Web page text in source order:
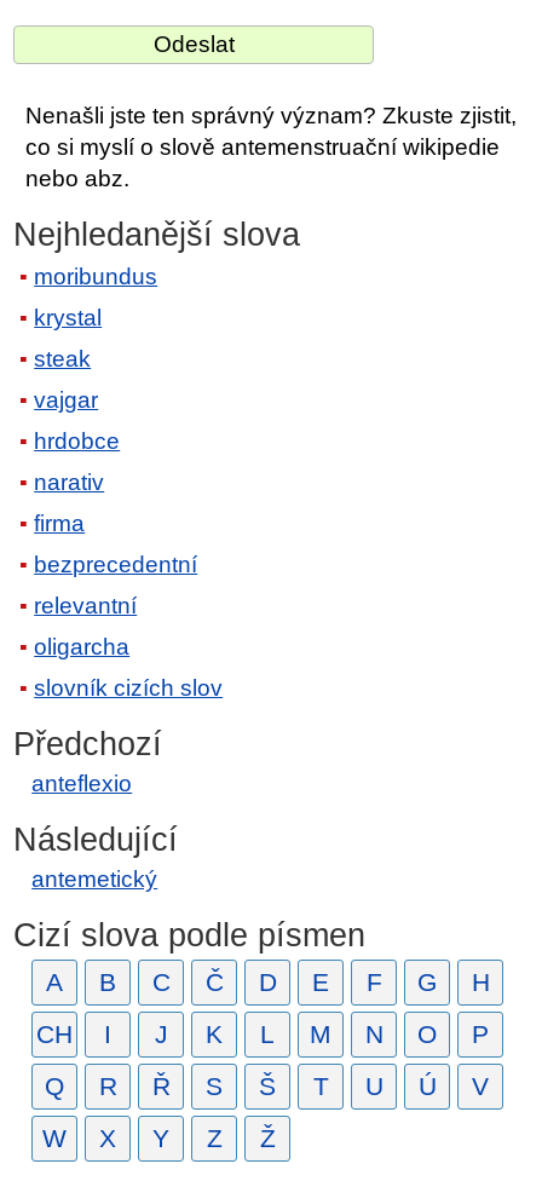
Nenašli jste ten správný význam? Zkuste zjistit,
co si myslí o slově antemenstruační wikipedie
nebo abz.
Nejhledanější slova
moribundus
krystal
steak
vajgar
hrdobce
narativ
firma
bezprecedentní
relevantní
oligarcha
slovník cizích slov
Předchozí
anteflexio
Následující
antemetický
Cizí slova podle písmen
A B C Č D E F G
H
CH
I J K L M N O
P
Q
R Ř S Š T U Ú
V
W
X Y Z Ž